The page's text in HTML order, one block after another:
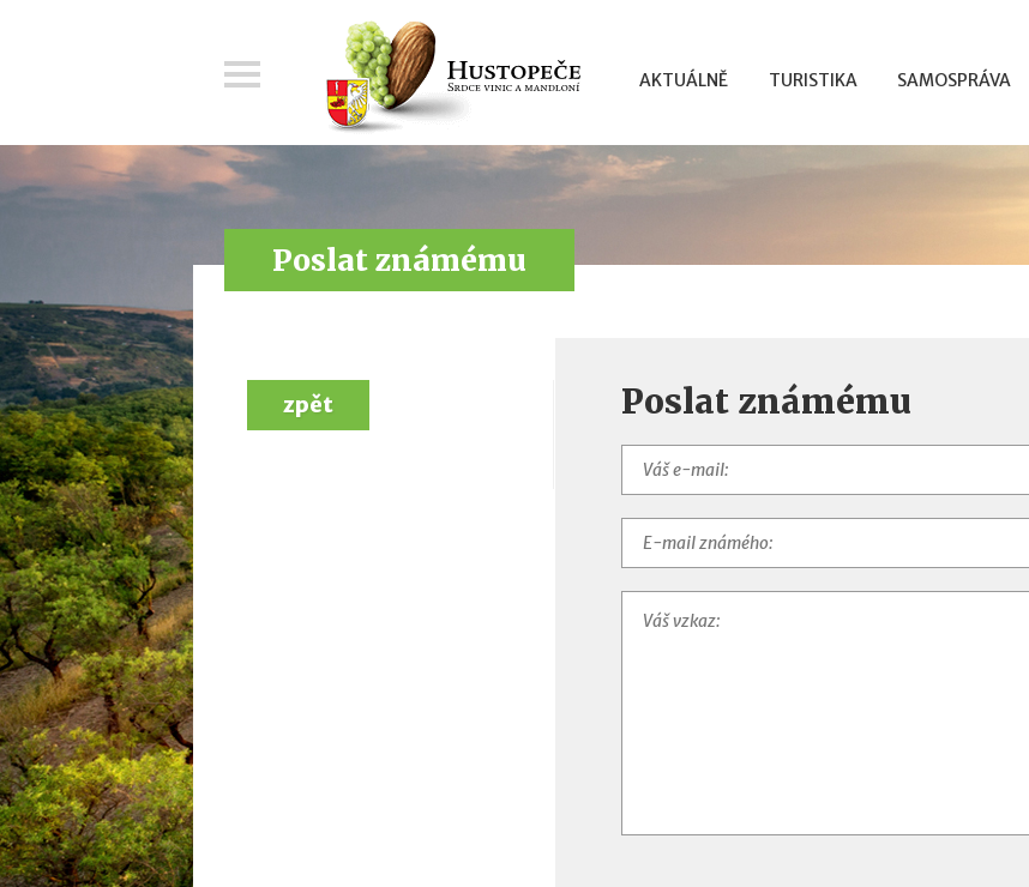
AKTUÁLNĚ TURISTIKA SAMOSPRÁVA
Poslat známému
Poslat známému
zpět